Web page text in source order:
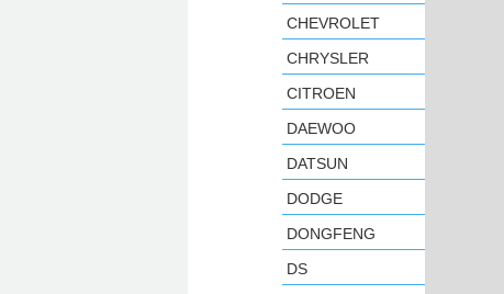
CHEVROLET
CHRYSLER
CITROEN
DAEWOO
DATSUN
DODGE
DONGFENG
DS